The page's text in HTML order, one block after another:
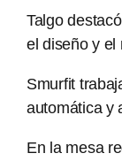
Talgo
el diseño y el
Smurfit
automática y
En la mesa